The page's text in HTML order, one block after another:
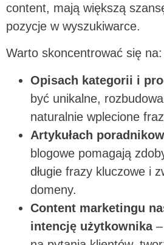
content, mają większą
pozycje w wyszukiwarce.
Warto skoncentrować się na:
Opisach kategorii i
być unikalne,
naturalnie wplecione
Artykułach
blogowe pomagają
długie frazy kluczowe i
domeny.
Content marketingu
intencję użytkownika–